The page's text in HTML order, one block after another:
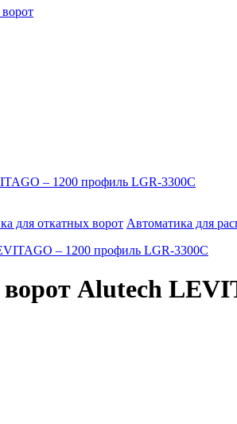
– 1200 профиль LGR-3300C
для откатных ворот Автоматика для
Alutech